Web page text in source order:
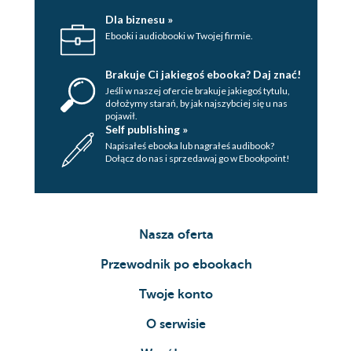
Dla biznesu »
Ebooki i audiobooki w Twojej firmie.
Brakuje Ci jakiegoś ebooka? Daj znać!
Jeśli w naszej ofercie brakuje jakiegoś tytulu,
dołożymy starań, by jak najszybciej się u nas
pojawił.
Self publishing »
Napisałeś ebooka lub nagrałeś audibook?
Dołącz do nas i sprzedawaj go w Ebookpoint!
Nasza oferta
Przewodnik po ebookach
Twoje konto
O serwisie